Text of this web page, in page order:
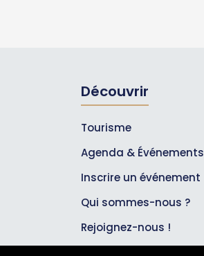
Découvrir
Tourisme
Agenda & Événements
Inscrire un événement
Qui sommes-nous ?
Rejoignez-nous !